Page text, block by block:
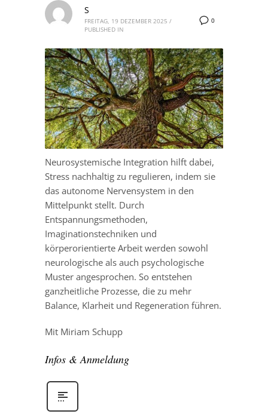
0
S
FREITAG, 19 DEZEMBER 2025 /
PUBLISHED IN
Neurosystemische Integration hilft dabei,
Stress nachhaltig zu regulieren, indem sie
das autonome Nervensystem in den
Mittelpunkt stellt. Durch
Entspannungsmethoden,
Imaginationstechniken und
körperorientierte Arbeit werden sowohl
neurologische als auch psychologische
Muster angesprochen. So entstehen
ganzheitliche Prozesse, die zu mehr
Balance, Klarheit und Regeneration führen.
Mit Miriam Schupp
Infos & Anmeldung